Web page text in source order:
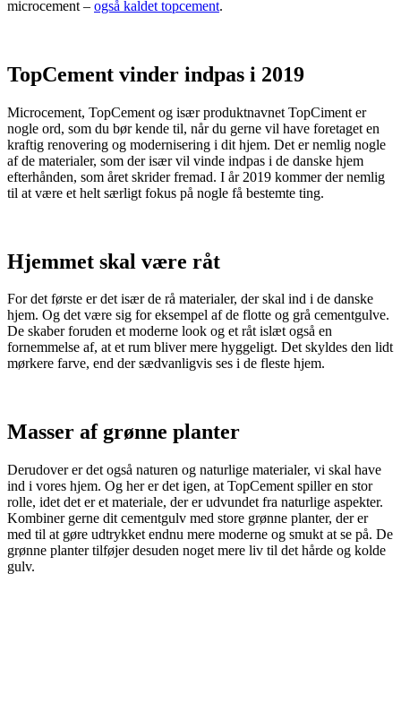
microcement – også kaldet topcement.
TopCement vinder indpas i 2019
Microcement, TopCement og især produktnavnet TopCiment er
nogle ord, som du bør kende til, når du gerne vil have foretaget en
kraftig renovering og modernisering i dit hjem. Det er nemlig nogle
af de materialer, som der især vil vinde indpas i de danske hjem
efterhånden, som året skrider fremad. I år 2019 kommer der nemlig
til at være et helt særligt fokus på nogle få bestemte ting.
Hjemmet skal være råt
For det første er det især de rå materialer, der skal ind i de danske
hjem. Og det være sig for eksempel af de flotte og grå cementgulve.
De skaber foruden et moderne look og et råt islæt også en
fornemmelse af, at et rum bliver mere hyggeligt. Det skyldes den lidt
mørkere farve, end der sædvanligvis ses i de fleste hjem.
Masser af grønne planter
Derudover er det også naturen og naturlige materialer, vi skal have
ind i vores hjem. Og her er det igen, at TopCement spiller en stor
rolle, idet det er et materiale, der er udvundet fra naturlige aspekter.
Kombiner gerne dit cementgulv med store grønne planter, der er
med til at gøre udtrykket endnu mere moderne og smukt at se på. De
grønne planter tilføjer desuden noget mere liv til det hårde og kolde
gulv.